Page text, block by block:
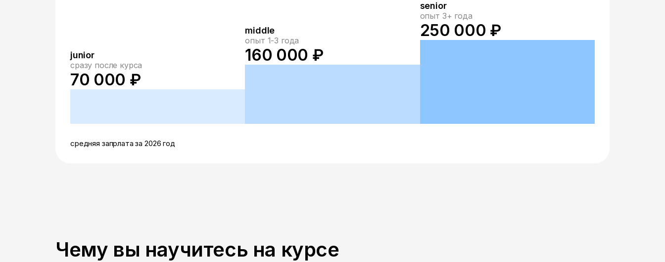
junior
сразу после курса
70 000 ₽
middle
опыт 1-3 года
160 000 ₽
senior
опыт 3+ года
250 000 ₽
средняя запрлата за 2026 год
Чему вы научитесь на курсе